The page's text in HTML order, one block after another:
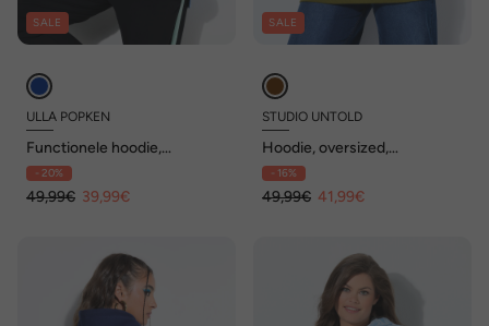
SALE
ULLA POPKEN
Functionele hoodie,
sneldrogend, capuchon,
mouwloos
- 20%
49,99€ 39,99€
SALE
STUDIO UNTOLD
Hoodie, oversized,
capuchon, heart prints
- 16%
49,99€ 41,99€